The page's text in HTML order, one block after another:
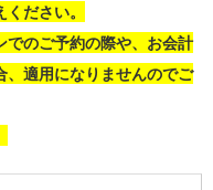
ださい。
でのご予約の際や、お会計
、適用になりませんのでご